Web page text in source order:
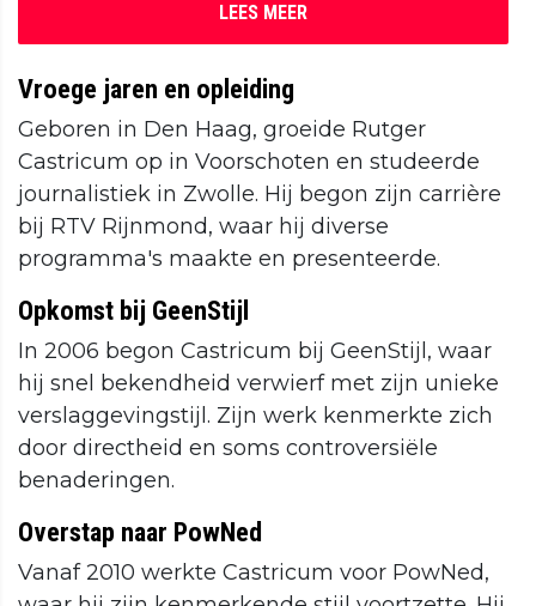
LEES MEER
Vroege jaren en opleiding
Geboren in Den Haag, groeide Rutger
Castricum op in Voorschoten en studeerde
journalistiek in Zwolle. Hij begon zijn carrière
bij RTV Rijnmond, waar hij diverse
programma's maakte en presenteerde.
Opkomst bij GeenStijl
In 2006 begon Castricum bij GeenStijl, waar
hij snel bekendheid verwierf met zijn unieke
verslaggevingstijl. Zijn werk kenmerkte zich
door directheid en soms controversiële
benaderingen.
Overstap naar PowNed
Vanaf 2010 werkte Castricum voor PowNed,